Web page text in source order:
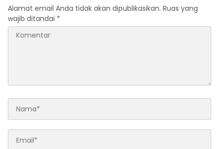
Alamat email Anda tidak akan dipublikasikan. Ruas yang
wajib ditandai *